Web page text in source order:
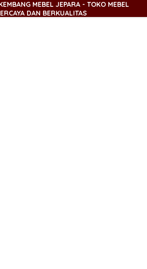
MEBEL JEPARA - TOKO MEBEL
DAN BERKUALITAS